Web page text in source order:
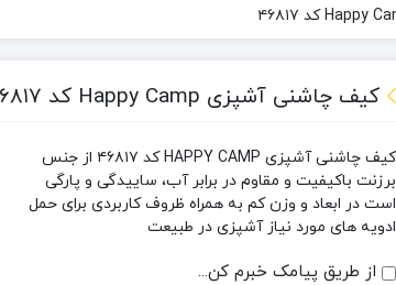
کیف چاشنی آشپزی Happy Camp کد ۴۶۸۱۷
کیف چاشنی آشپزی HAPPY CAMP کد ۴۶۸۱۷ از جنس
برزنت باکیفیت و مقاوم در برابر آب، ساییدگی و پارگی
است در ابعاد و وزن کم به همراه ظروف کاربردی برای حمل
ادویه های مورد نیاز آشپزی در طبیعت
از طریق پیامک خبرم کن...